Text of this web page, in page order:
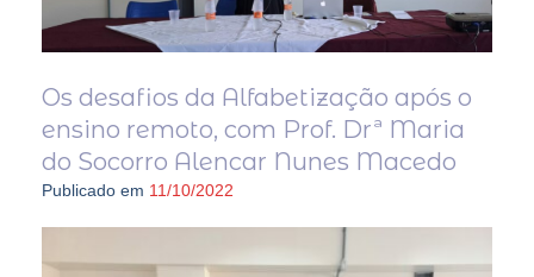
Os desafios da Alfabetização após o
ensino remoto, com Prof. Drª Maria
do Socorro Alencar Nunes Macedo
Publicado em 11/10/2022